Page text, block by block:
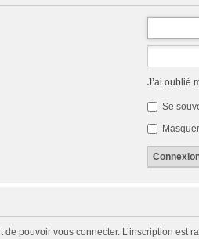
J’ai oublié
Se
de pouvoir vous connecter. L’inscription